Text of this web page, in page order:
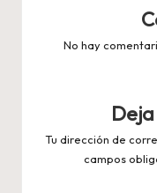
No hay
Tu dirección de
campos